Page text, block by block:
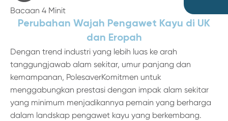
Bacaan 4 Minit
Perubahan Wajah Pengawet Kayu di UK
dan Eropah
Dengan trend industri yang lebih luas ke arah
tanggungjawab alam sekitar, umur panjang dan
kemampanan, PolesaverKomitmen untuk
menggabungkan prestasi dengan impak alam sekitar
yang minimum menjadikannya pemain yang berharga
dalam landskap pengawet kayu yang berkembang.